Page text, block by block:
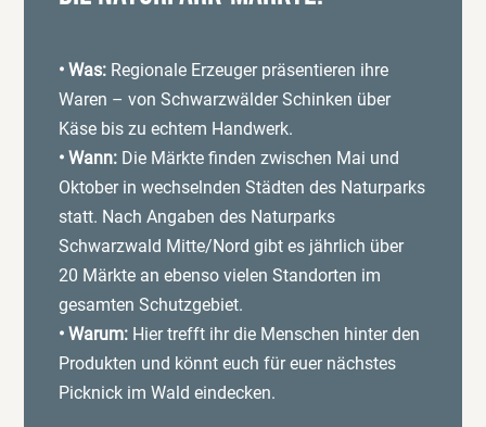
• Was: Regionale Erzeuger präsentieren ihre
Waren – von Schwarzwälder Schinken über
Käse bis zu echtem Handwerk.
• Wann: Die Märkte finden zwischen Mai und
Oktober in wechselnden Städten des Naturparks
statt. Nach Angaben des Naturparks
Schwarzwald Mitte/Nord gibt es jährlich über
20 Märkte an ebenso vielen Standorten im
gesamten Schutzgebiet.
• Warum: Hier trefft ihr die Menschen hinter den
Produkten und könnt euch für euer nächstes
Picknick im Wald eindecken.